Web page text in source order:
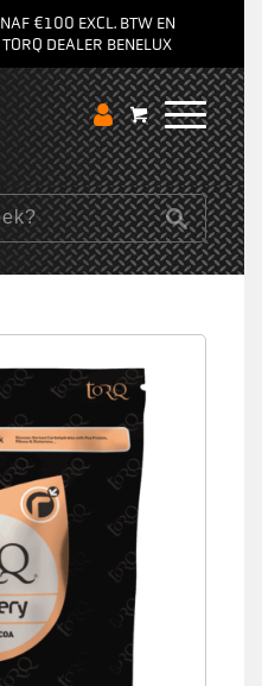
€100 EXCL. BTW EN
DEALER BENELUX